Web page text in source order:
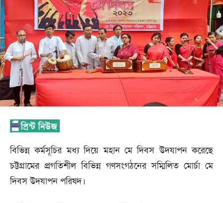
বিভিন্ন কর্মসূচির মধ্য দিয়ে মহান মে দিবস উদযাপন করেছে
চট্টগ্রামের প্রগতিশীল বিভিন্ন গণসংগঠনের সম্মিলিত মোর্চা মে
দিবস উদযাপন পরিষদ।